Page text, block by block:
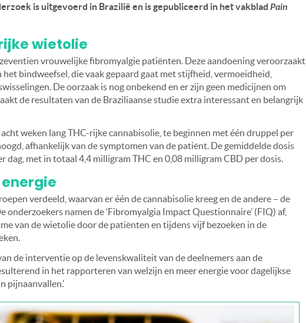
is uitgevoerd in Brazilië en is gepubliceerd in het vakblad Pain
wietolie
vrouwelijke fibromyalgie patiënten. Deze aandoening veroorzaakt
bindweefsel, die vaak gepaard gaat met stijfheid, vermoeidheid,
De oorzaak is nog onbekend en er zijn geen medicijnen om
de resultaten van de Braziliaanse studie extra interessant en belangrijk
weken lang THC-rijke cannabisolie, te beginnen met één druppel per
afhankelijk van de symptomen van de patiënt. De gemiddelde dosis
dag, met in totaal 4,4 milligram THC en 0,08 milligram CBD per dosis.
verdeeld, waarvan er één de cannabisolie kreeg en de andere – de
onderzoekers namen de ‘Fibromyalgia Impact Questionnaire’ (FIQ) af,
van de wietolie door de patiënten en tijdens vijf bezoeken in de
de interventie op de levenskwaliteit van de deelnemers aan de
in het rapporteren van welzijn en meer energie voor dagelijkse
pijnaanvallen.’